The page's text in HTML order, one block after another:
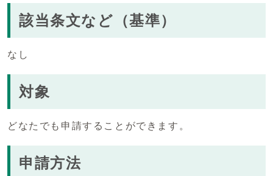
該当条文など（基準）
なし
対象
どなたでも申請することができます。
申請方法